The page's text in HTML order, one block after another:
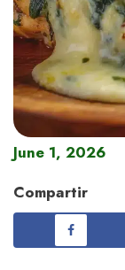
June 1, 2026
Compartir